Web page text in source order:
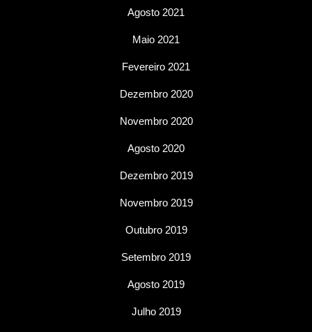
Agosto 2021
Maio 2021
Fevereiro 2021
Dezembro 2020
Novembro 2020
Agosto 2020
Dezembro 2019
Novembro 2019
Outubro 2019
Setembro 2019
Agosto 2019
Julho 2019